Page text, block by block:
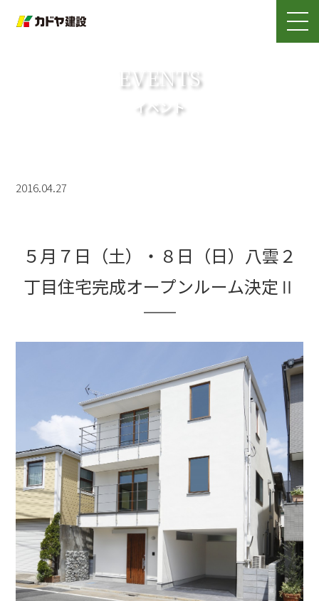
EVENTS
イベント
2016.04.27
５月７日（土）・８日（日）八雲２
丁目住宅完成オープンルーム決定Ⅱ